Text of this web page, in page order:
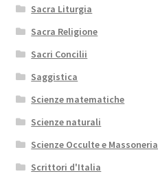
Sacra Liturgia
Sacra Religione
Sacri Concilii
Saggistica
Scienze matematiche
Scienze naturali
Scienze Occulte e Massoneria
Scrittori d'Italia